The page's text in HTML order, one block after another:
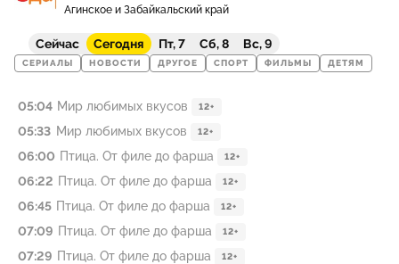
Агинское и Забайкальский край
Сейчас Сегодня Пт, 7 Сб, 8 Вс, 9
СЕРИАЛЫ НОВОСТИ ДРУГОЕ СПОРТ ФИЛЬМЫ ДЕТЯМ
05:04 Мир любимых вкусов 12+
05:33 Мир любимых вкусов 12+
06:00 Птица. От филе до фарша 12+
06:22 Птица. От филе до фарша 12+
06:45 Птица. От филе до фарша 12+
07:09 Птица. От филе до фарша 12+
07:29 Птица. От филе до фарша 12+